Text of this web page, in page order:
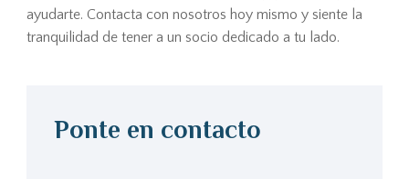
ayudarte. Contacta con nosotros hoy mismo y siente la
tranquilidad de tener a un socio dedicado a tu lado.
Ponte en contacto